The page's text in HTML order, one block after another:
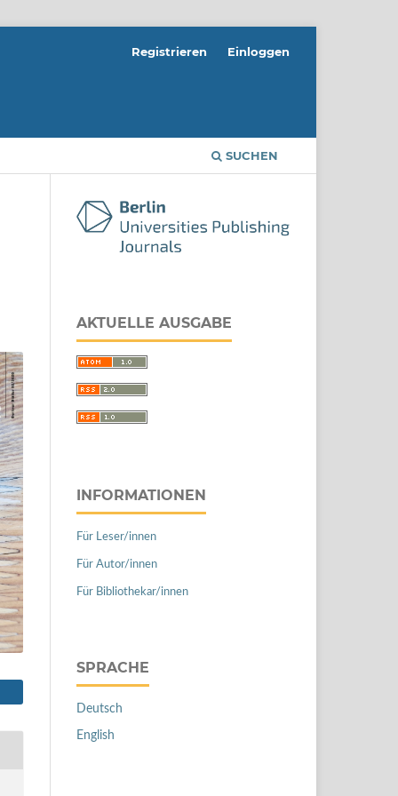
SUCHEN
Registrieren Einloggen
AKTUELLE AUSGABE
INFORMATIONEN
Für Leser/innen
Für Autor/innen
Für Bibliothekar/innen
SPRACHE
Deutsch
English